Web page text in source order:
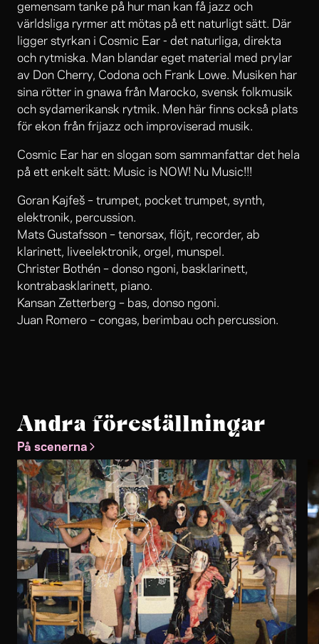
gemensam tanke på hur man kan få jazz och
världsliga ryrmer att mötas på ett naturligt sätt. Där
ligger styrkan i Cosmic Ear - det naturliga, direkta
och rytmiska. Man blandar eget material med prylar
av Don Cherry, Codona och Frank Lowe. Musiken har
sina rötter in gnawa från Marocko, svensk folkmusik
och sydamerikansk rytmik. Men här finns också plats
för ekon från frijazz och improviserad musik.
Cosmic Ear har en slogan som sammanfattar det hela
på ett enkelt sätt: Music is NOW! Nu Music!!!
Goran Kajfeš – trumpet, pocket trumpet, synth,
elektronik, percussion.
Mats Gustafsson – tenorsax, flöjt, recorder, ab
klarinett, liveelektronik, orgel, munspel.
Christer Bothén – donso ngoni, basklarinett,
kontrabasklarinett, piano.
Kansan Zetterberg – bas, donso ngoni.
Juan Romero – congas, berimbau och percussion.
Andra föreställningar
På scenerna